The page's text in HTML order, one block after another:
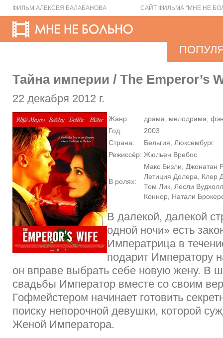
ФИЛЬМ АЛЕКСЕЯ БАЛАБАНОВА САЙТ ФИЛЬМА "МНЕ НЕ
Тайна империи / The Emperor’s
22 декабря 2012 г.
Жанр:
драма, мелодрама,
Год:
2003
Страна:
Бельгия, Люксембург
Режиссёр: Жюльен Вребос
В ролях:
Макс Бизли, Джонатан
Летиция Долера, Клер
Том Лик, Лесли
Коннор, Натали
В далекой, далекой
одной ночи» есть
Императрица в
подарит Императору
он вправе выбрать себе новую жену. В
свадьбы Император вместе со своим
Гофмейстером начинает готовить
поиску непорочной девушки, которой
Женой Императора.